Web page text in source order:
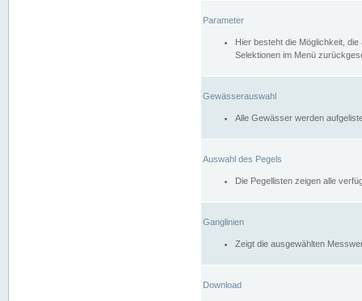
Parameter
Hier besteht die Möglichkeit,
Selektionen im Menü
Gewässerauswahl
Alle Gewässer werden
Auswahl des Pegels
Die Pegellisten zeigen alle
Ganglinien
Zeigt die ausgewählten
Download